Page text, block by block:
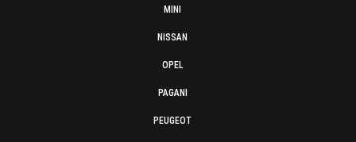
MINI
NISSAN
OPEL
PAGANI
PEUGEOT